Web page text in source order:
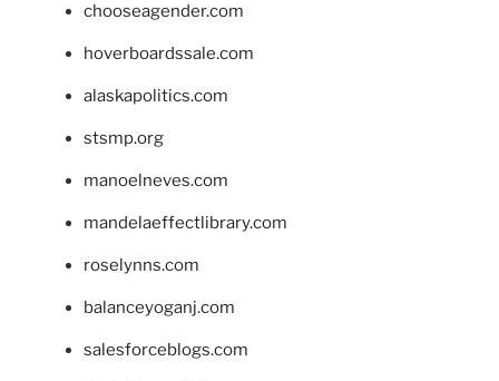
chooseagender.com
hoverboardssale.com
alaskapolitics.com
stsmp.org
manoelneves.com
mandelaeffectlibrary.com
roselynns.com
balanceyoganj.com
salesforceblogs.com